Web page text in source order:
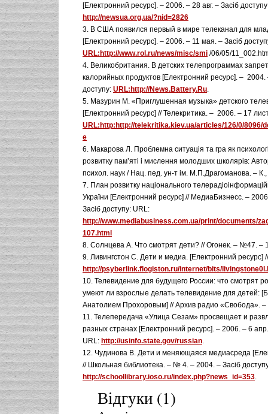
[Електронний ресурс]. – 2006. – 28 авг. – Засіб
http://newsua.org.ua/?nid=2826
3. В США появился первый в мире телеканал для
[Електронний ресурс]. – 2006. – 11 мая. – Засіб
URL:http://www.rol.ru/news/misc/smi /06/05/
4. Великобритания. В детских телепрограммах
калорийных продуктов [Електронний ресурс]. – 2004.
доступу: URL:http://News.Battery.Ru.
5. Мазурин М. «Приглушенная музыка» детского
[Електронний ресурс] // Телекритика. – 2006. – 17
URL:http:http://telekritika.kiev.ua/articles/126/0/8096/
e
6. Макарова Л. Проблемна ситуація та гра як
розвитку пам’яті і мислення молодших школярів:
психол. наук / Нац. пед. ун-т ім. М.П.Драгоманова. –
7. План розвитку національного
України [Електронний ресурс] // МедиаБизнесс. –
Засіб доступу: URL:
http://www.mediabusiness.com.ua/print/documents/
107.html
8. Солнцева А. Что смотрят дети? // Огонек. – №47. –
9. Ливингстон С. Дети и медиа. [Електронний ресурс] //
http://psyberlink.flogiston.ru/internet/bits/
10. Телевидение для будущего России: что смотрят
умеют ли взрослые делать телевидение для детей:
Анатолием Прохоровым] // Архив радио «Свобода». –
11. Телепередача «Улица Сезам» просвещает и
разных странах [Електронний ресурс]. – 2006. – 6
URL: http://usinfo.state.gov/russian.
12. Чудинова В. Дети и меняющаяся медиасреда
// Школьная библиотека. – № 4. – 2004. – Засіб
http://schoollibrary.ioso.ru/index.php?news_id=353.
Відгуки (1)